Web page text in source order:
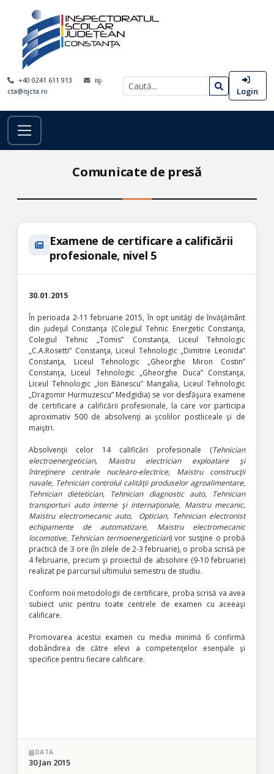
+40 0241 611 913
isj-
cta@isjcta.ro
Login
Comunicate de presă
Examene de certificare a calificării
profesionale, nivel 5
30.01.2015
În perioada 2-11 februarie 2015, în opt unităţi de învăţământ
din judeţul Constanţa (Colegiul Tehnic Energetic Constanţa,
Colegiul Tehnic „Tomis” Constanţa, Liceul Tehnologic
„C.A.Rosetti” Constanţa, Liceul Tehnologic „Dimitrie Leonida”
Constanţa, Liceul Tehnologic „Gheorghe Miron Costin”
Constanţa, Liceul Tehnologic „Gheorghe Duca” Constanţa,
Liceul Tehnologic „Ion Bănescu” Mangalia, Liceul Tehnologic
„Dragomir Hurmuzescu” Medgidia) se vor desfăşura examene
de certificare a calificării profesionale, la care vor participa
aproximativ 500 de absolvenţi ai şcolilor postliceale şi de
maiştri.
Absolvenţii celor 14 calificări profesionale (Tehnician
electroenergetician, Maistru electrician exploatare şi
întreţinere centrale nuclearo-electrice, Maistru construcţii
navale, Tehnician controlul calităţii produselor agroalimentare,
Tehnician dietetician, Tehnician diagnostic auto, Tehnician
transporturi auto interne şi internaţionale, Maistru mecanic,
Maistru electromecanic auto, Optician, Tehnician electronist
echipamente de automatizare, Maistru electromecanic
locomotive, Tehnician termoenergetician) vor susţine o probă
practică de 3 ore (în zilele de 2-3 februarie), o proba scrisă pe
4 februarie, precum şi proiectul de absolvire (9-10 februarie)
realizat pe parcursul ultimului semestru de studiu.
Conform noii metodologii de certificare, proba scrisă va avea
subiect unic pentru toate centrele de examen cu aceeaşi
calificare.
Promovarea acestui examen cu media minimă 6 confirmă
dobândirea de către elevi a competenţelor esenţiale şi
specifice pentru fiecare calificare.
DATA
30 Jan 2015